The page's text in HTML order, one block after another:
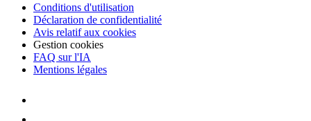
Conditions d'utilisation
Déclaration de confidentialité
Avis relatif aux cookies
Gestion cookies
FAQ sur l'IA
Mentions légales